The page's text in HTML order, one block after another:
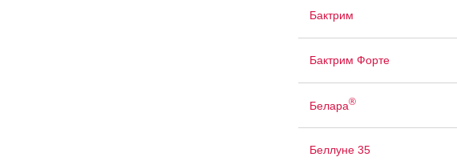
Бактрим
Бактрим Форте
Белара®
Беллуне 35